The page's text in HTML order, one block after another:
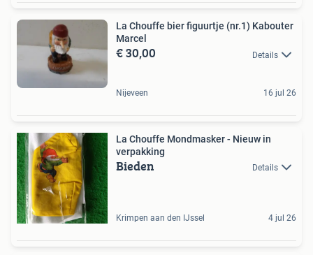
La Chouffe bier figuurtje (nr.1) Kabouter
Marcel
€ 30,00 Details
Nijeveen 16 jul 26
La Chouffe Mondmasker - Nieuw in
verpakking
Bieden Details
Krimpen aan den IJssel 4 jul 26